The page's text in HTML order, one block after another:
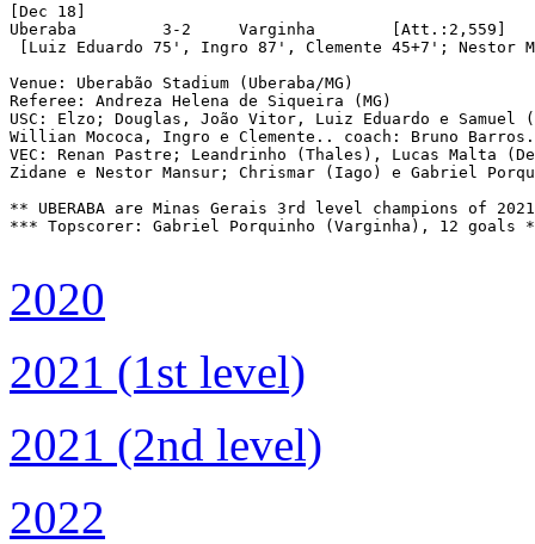
[Dec 18]
Uberaba		3-2	Varginha	[Att.:2,559]
[Luiz Eduardo 75', Ingro 87', Clemente 45+7'; Nestor
Venue: Uberabão Stadium (Uberaba/MG)
Referee: Andreza Helena de Siqueira (MG)
USC: Elzo; Douglas, João Vitor, Luiz Eduardo e
Willian Mococa, Ingro e Clemente.. coach: Bruno Barros.
VEC: Renan Pastre; Leandrinho (Thales), Lucas Malta
Zidane e Nestor Mansur; Chrismar (Iago) e Gabriel
** UBERABA are Minas Gerais 3rd level champions of
*** Topscorer: Gabriel Porquinho (Varginha), 12 goals
2020
2021 (1st level)
2021 (2nd level)
2022